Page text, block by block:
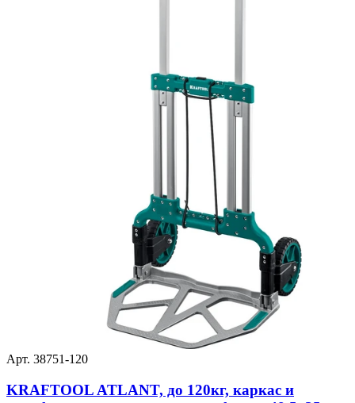
Арт. 38751-120
KRAFTOOL ATLANT, до 120кг, каркас и